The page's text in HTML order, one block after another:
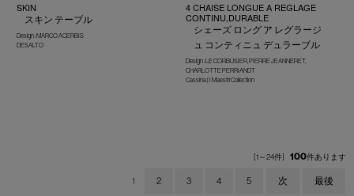
SKIN
スキン テーブル
Design : MARCO ACERBIS
DESALTO
4 CHAISE LONGUE A REGLAGE
CONTINU,DURABLE
シェーズ ロング ア レグラージ
ュ コンティニュ デュラーブル
Design : LE CORBUSIER, PIERRE JEANNERET,
CHARLOTTE PERRIANDT
Cassina | I Maestri Collection
[1～24件] 100件あります
1 2 3 4 5 次 最後